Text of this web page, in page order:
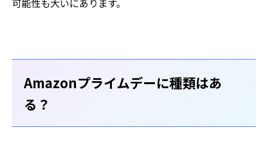
可能性も大いにあります。
Amazonプライムデーに種類はあ
る？